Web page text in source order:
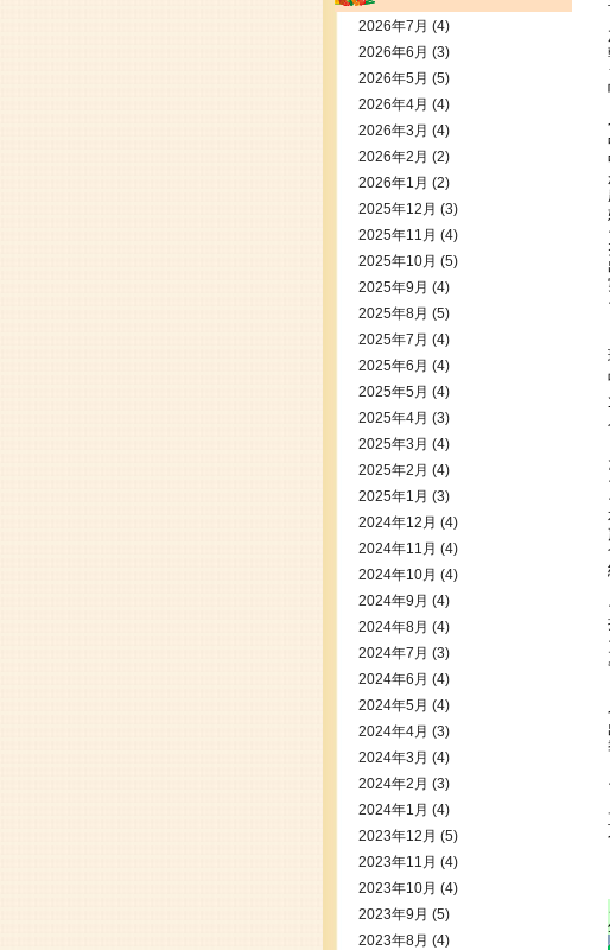
2026年7月 (4)
2026年6月 (3)
2026年5月 (5)
2026年4月 (4)
2026年3月 (4)
2026年2月 (2)
2026年1月 (2)
2025年12月 (3)
2025年11月 (4)
2025年10月 (5)
2025年9月 (4)
2025年8月 (5)
2025年7月 (4)
2025年6月 (4)
2025年5月 (4)
2025年4月 (3)
2025年3月 (4)
2025年2月 (4)
2025年1月 (3)
2024年12月 (4)
2024年11月 (4)
2024年10月 (4)
2024年9月 (4)
2024年8月 (4)
2024年7月 (3)
2024年6月 (4)
2024年5月 (4)
2024年4月 (3)
2024年3月 (4)
2024年2月 (3)
2024年1月 (4)
2023年12月 (5)
2023年11月 (4)
2023年10月 (4)
2023年9月 (5)
2023年8月 (4)